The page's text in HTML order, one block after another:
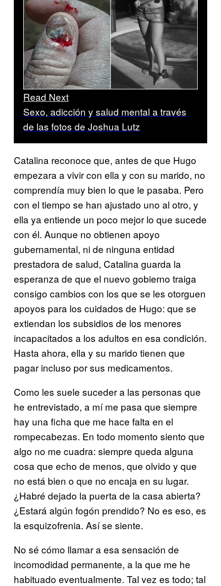
Read Next
Sexo, adicción y salud mental a través
de las fotos de Joshua Lutz
Catalina reconoce que, antes de que Hugo
empezara a vivir con ella y con su marido, no
comprendía muy bien lo que le pasaba. Pero
con el tiempo se han ajustado uno al otro, y
ella ya entiende un poco mejor lo que sucede
con él. Aunque no obtienen apoyo
gubernamental, ni de ninguna entidad
prestadora de salud, Catalina guarda la
esperanza de que el nuevo gobierno traiga
consigo cambios con los que se les otorguen
apoyos para los cuidados de Hugo: que se
extiendan los subsidios de los menores
incapacitados a los adultos en esa condición.
Hasta ahora, ella y su marido tienen que
pagar incluso por sus medicamentos.
Como les suele suceder a las personas que
he entrevistado, a mí me pasa que siempre
hay una ficha que me hace falta en el
rompecabezas. En todo momento siento que
algo no me cuadra: siempre queda alguna
cosa que echo de menos, que olvido y que
no está bien o que no encaja en su lugar.
¿Habré dejado la puerta de la casa abierta?
¿Estará algún fogón prendido? No es eso, es
la esquizofrenia. Así se siente.
No sé cómo llamar a esa sensación de
incomodidad permanente, a la que me he
habituado eventualmente. Tal vez es todo; tal